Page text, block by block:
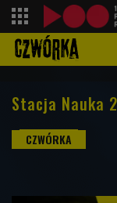
Stacja Nauka